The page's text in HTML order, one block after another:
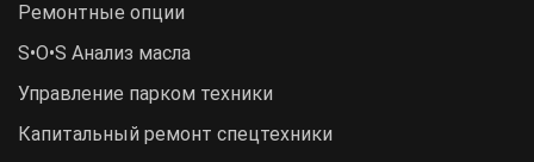
Ремонтные опции
S•O•S Анализ масла
Управление парком техники
Капитальный ремонт спецтехники